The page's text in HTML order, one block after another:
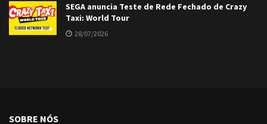
SEGA anuncia Teste de Rede Fechado de Crazy
Taxi: World Tour
28/07/2026
SOBRE NÓS